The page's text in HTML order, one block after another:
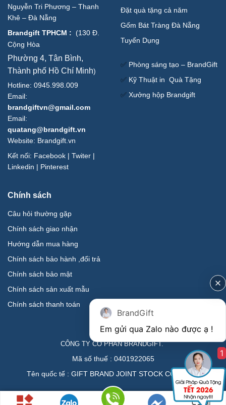
Nguyễn Tri Phương – Thanh
Khê – Đà Nẵng
Brandgift TPHCM : (130 Đ.
Cộng Hòa
Phường 4, Tân Bình,
Thành phố Hồ Chí Minh)
Hotline: 0945.998.009
Email:
brandgiftvn@gmail.com
Email:
quatang@brandgift.vn
Website: Brandgift.vn
Kết nối: Facebook | Twiter |
Linkedin | Pinterest
Đặt quà tặng cả năm
Gốm Bát Tràng Đà Nẵng
Tuyển Dụng
✅ Phòng sáng tạo – BrandGift
✅ Kỹ Thuật in Quà Tặng
✅ Xưởng hộp Brandgift
Chính sách
Câu hỏi thường gặp
Chính sách giao nhận
Hướng dẫn mua hàng
Chính sách bảo hành ,đổi trả
Chính sách bảo mật
Chính sách sản xuất mẫu
Chính sách thanh toán
CÔNG TY CỔ PHẦN BRANDGIFT.
Mã số thuế : 0401922065
Tên quốc tế : GIFT BRAND JOINT STOCK COMPANY
BrandGift
1